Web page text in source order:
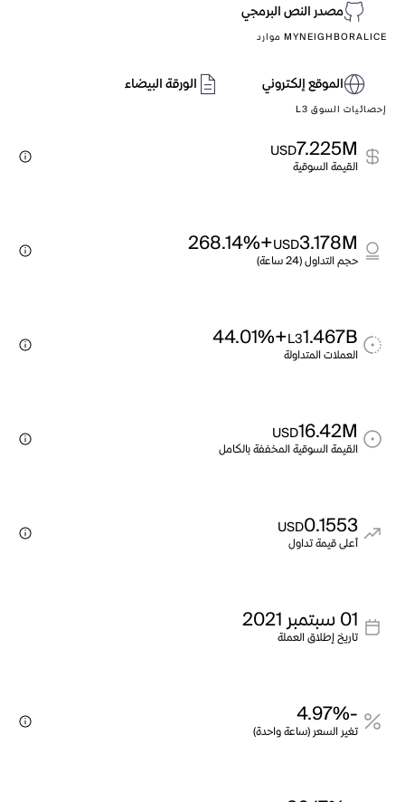
مصدر النص البرمجي
MYNEIGHBORALICE موارد
الموقع إلكتروني الورقة البيضاء
إحصائيات السوق L3
7.225M
USD
القيمة السوقية
3.178M
USD
+268.14%
حجم التداول (24 ساعة)
1.467B
L3
+44.01%
العملات المتداولة
16.42M
USD
القيمة السوقية المخففة بالكامل
0.1553
USD
أعلى قيمة تداول
01 سبتمبر 2021
تاريخ إطلاق العملة
-4.97%
تغير السعر (ساعة واحدة)